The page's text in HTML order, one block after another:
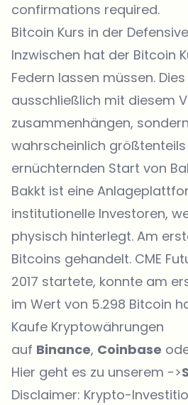
confirmations required.
Bitcoin Kurs in der Defensive
Inzwischen hat der Bitcoin
Federn lassen müssen.
ausschließlich mit diesem
zusammenhängen,
wahrscheinlich
ernüchternden Start von
Bakkt ist eine
institutionelle Investoren,
physisch hinterlegt. Am
Bitcoins gehandelt. CME
2017 startete, konnte am
im Wert von 5.298 Bitcoin
Kaufe Kryptowährungen
auf Binance, Coinbase
Hier geht es zu unserem ->
Disclaimer: Krypto-